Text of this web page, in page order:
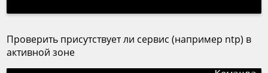
Проверить присутствует ли сервис (например ntp) в
активной зоне